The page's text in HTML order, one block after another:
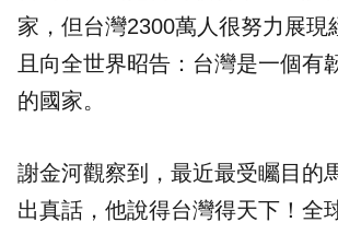
家，但台灣2300萬人很努力展現
且向全世界昭告：台灣是一個有
的國家。
謝金河觀察到，最近最受矚目的
出真話，他說得台灣得天下！全